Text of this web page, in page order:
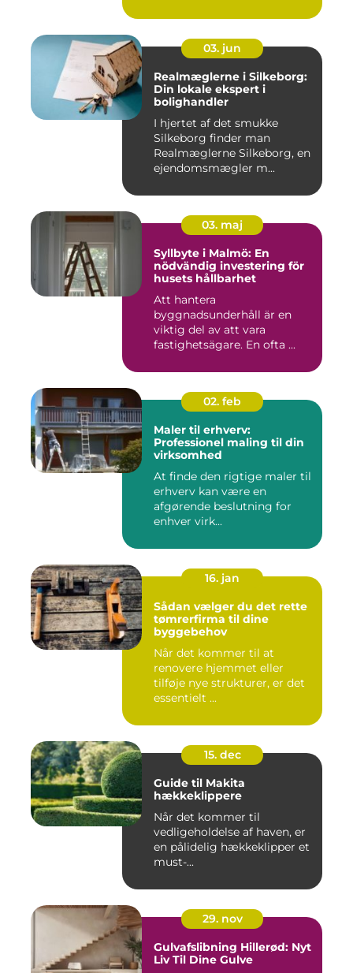
03. jun
Realmæglerne i Silkeborg:
Din lokale ekspert i
bolighandler
I hjertet af det smukke
Silkeborg finder man
Realmæglerne Silkeborg, en
ejendomsmægler m...
03. maj
Syllbyte i Malmö: En
nödvändig investering för
husets hållbarhet
Att hantera
byggnadsunderhåll är en
viktig del av att vara
fastighetsägare. En ofta ...
02. feb
Maler til erhverv:
Professionel maling til din
virksomhed
At finde den rigtige maler til
erhverv kan være en
afgørende beslutning for
enhver virk...
16. jan
Sådan vælger du det rette
tømrerfirma til dine
byggebehov
Når det kommer til at
renovere hjemmet eller
tilføje nye strukturer, er det
essentielt ...
15. dec
Guide til Makita
hækkeklippere
Når det kommer til
vedligeholdelse af haven, er
en pålidelig hækkeklipper et
must-...
29. nov
Gulvafslibning Hillerød: Nyt
Liv Til Dine Gulve